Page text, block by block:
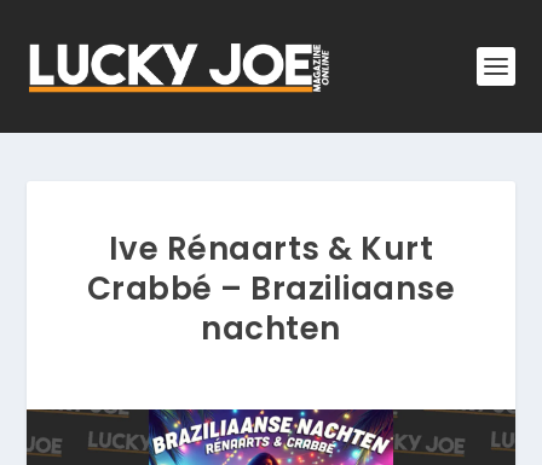
Ive Rénaarts & Kurt
Crabbé – Braziliaanse
nachten